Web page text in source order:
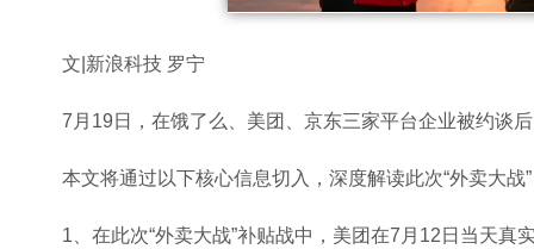
文|新浪科技 罗宁
7月19日，在饿了么、美团、京东三家平台企业被约谈
本文将通过以下核心信息切入，深度解读此次“外卖大战
1、在此次“外卖大战”补贴战中，美团在7月12日当天